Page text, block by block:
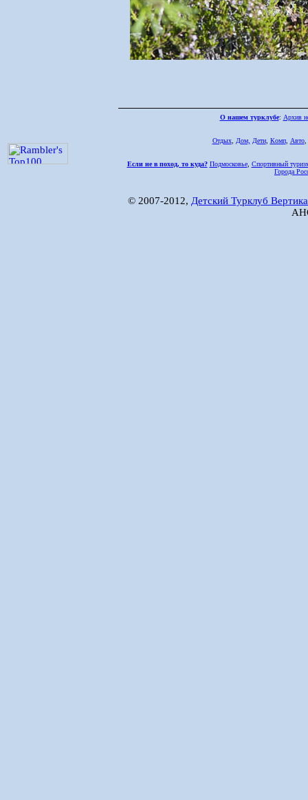
О нашем турклубе: Архив
Отдых, Дом, Дети, Комп, Авто,
Если не в поход, то куда? Подмосковье, Спортивный
Города
© 2007-2012, Детский Турклуб